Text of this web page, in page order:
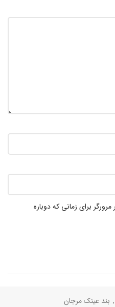
برای زمانی که دوباره
, بند عینک مرجان